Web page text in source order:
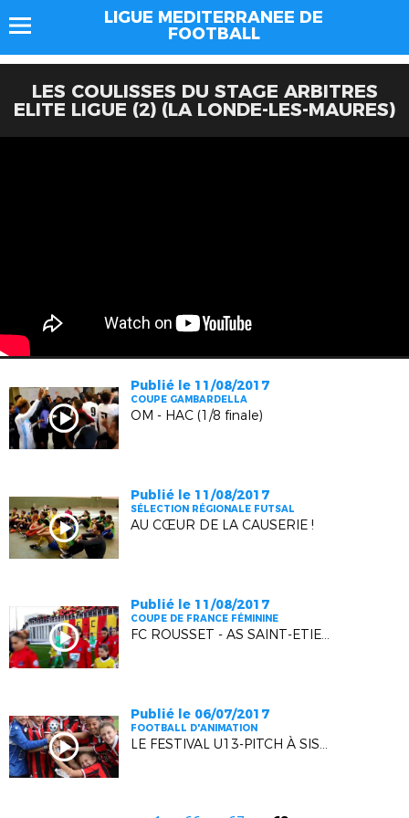
LIGUE MEDITERRANEE DE
FOOTBALL
LES COULISSES DU STAGE ARBITRES
ELITE LIGUE (2) (LA LONDE-LES-MAURES)
Publié le 11/08/2017
COUPE GAMBARDELLA
OM - HAC (1/8 finale)
Publié le 11/08/2017
SÉLECTION RÉGIONALE FUTSAL
AU CŒUR DE LA CAUSERIE !
Publié le 11/08/2017
COUPE DE FRANCE FÉMININE
FC ROUSSET - AS SAINT-ETIENNE (1/8 FINALE)
Publié le 06/07/2017
FOOTBALL D'ANIMATION
LE FESTIVAL U13-PITCH À SISTERON